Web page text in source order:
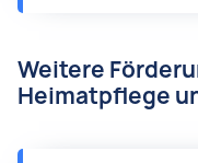
Weitere
Heimatpflege